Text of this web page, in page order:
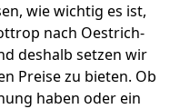
wie wichtig es ist,
nach Oestrich-
deshalb setzen wir
Preise zu bieten. Ob
haben oder ein